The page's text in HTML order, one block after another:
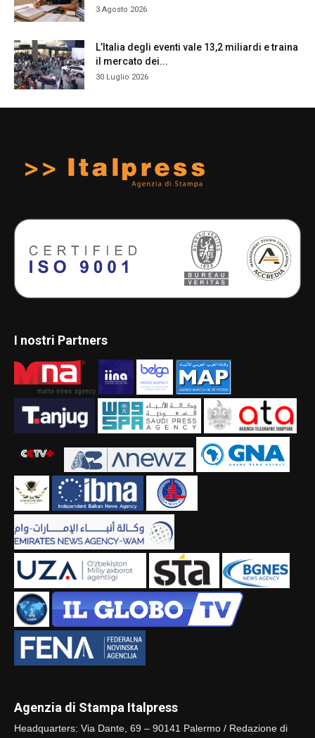
3 Agosto 2026
L’Italia degli eventi vale 13,2 miliardi e traina
il mercato dei...
30 Luglio 2026
I nostri Partners
Agenzia di Stampa Italpress
Headquarters: Via Dante, 69 – 90141 Palermo / Redazione di